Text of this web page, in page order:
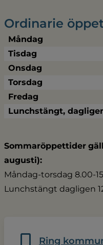
Ordinarie
Måndag
Tisdag
Onsdag
Torsdag
Fredag
Lunchstängt,
Sommaröppettider
augusti):
Måndag-torsdag 8.00-
Lunchstängt dagligen
Ring